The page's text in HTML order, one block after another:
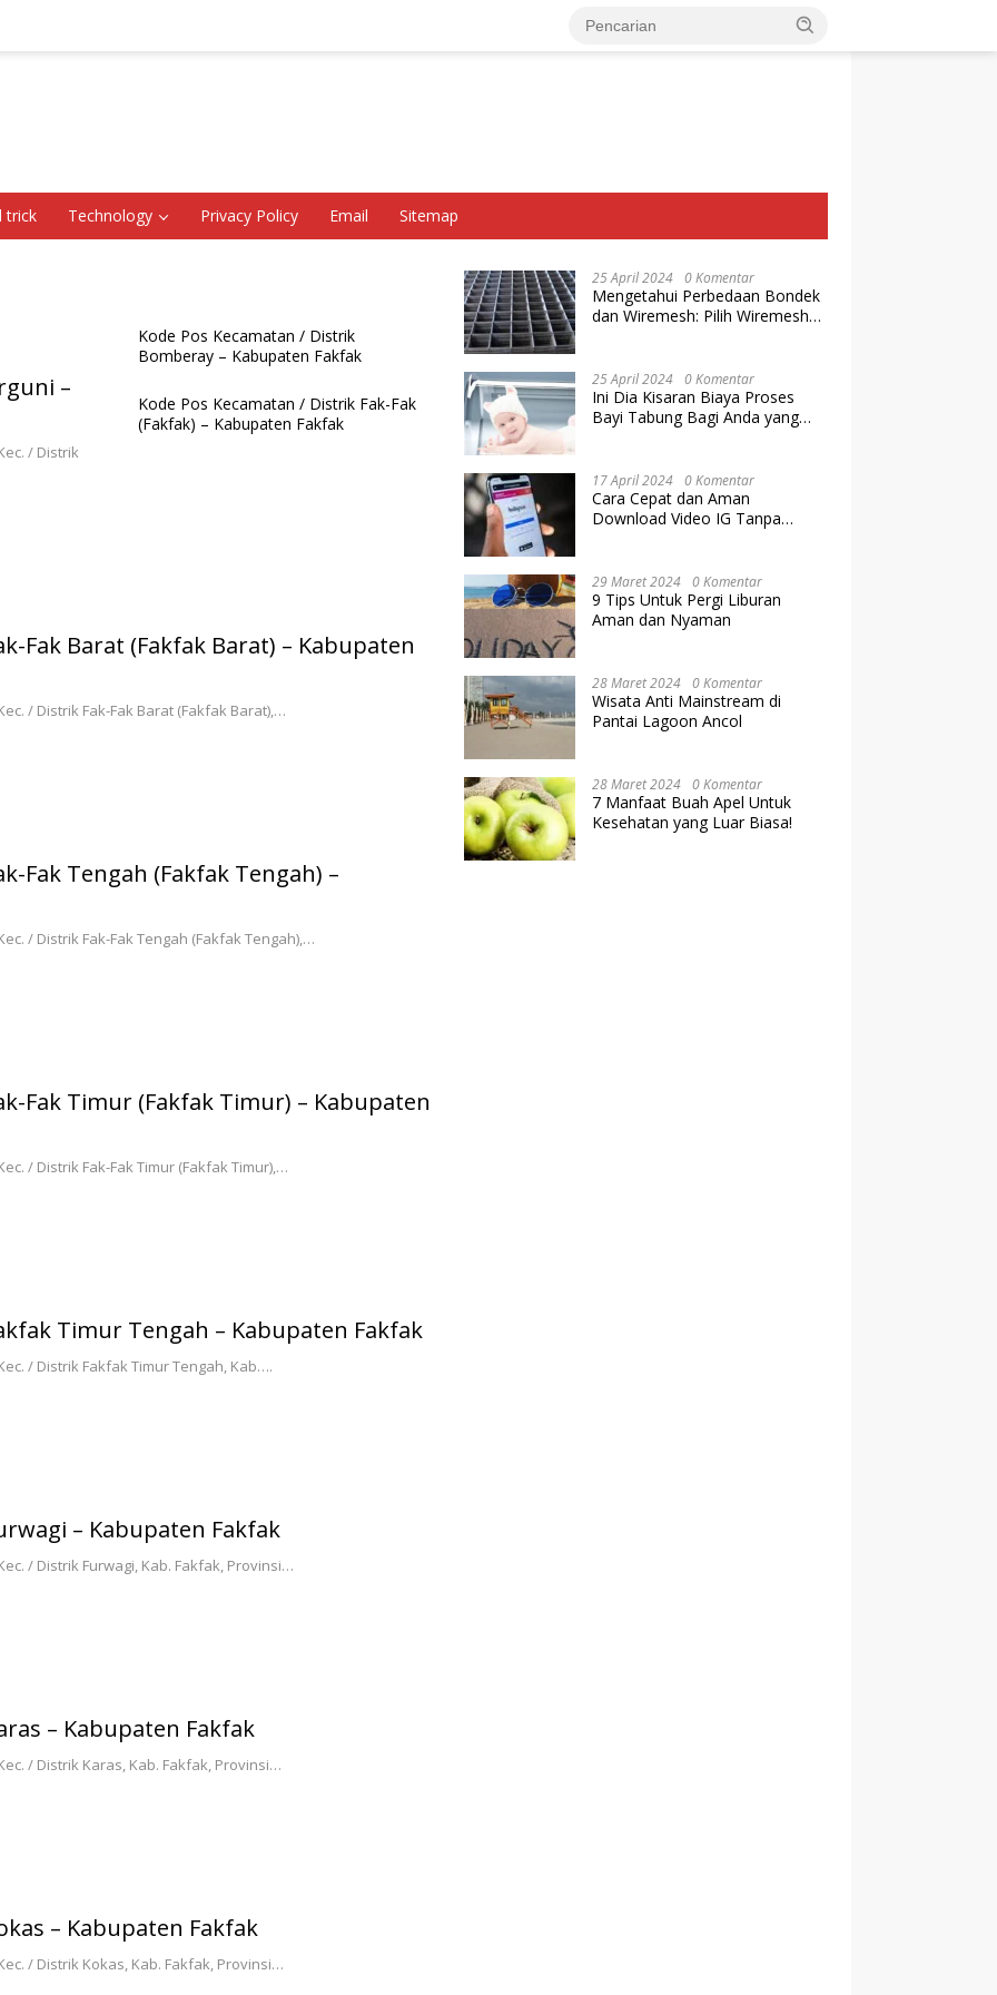
trick Technology Privacy Policy Email Sitemap
–
/ Distrik
Kode Pos Kecamatan / Distrik
Bomberay – Kabupaten Fakfak
Kode Pos Kecamatan / Distrik Fak-Fak
(Fakfak) – Kabupaten Fakfak
Fak Barat (Fakfak Barat) – Kabupaten
/ Distrik Fak-Fak Barat (Fakfak Barat),…
Fak Tengah (Fakfak Tengah) –
/ Distrik Fak-Fak Tengah (Fakfak Tengah),…
Fak Timur (Fakfak Timur) – Kabupaten
/ Distrik Fak-Fak Timur (Fakfak Timur),…
Timur Tengah – Kabupaten Fakfak
/ Distrik Fakfak Timur Tengah, Kab….
– Kabupaten Fakfak
/ Distrik Furwagi, Kab. Fakfak, Provinsi…
– Kabupaten Fakfak
/ Distrik Karas, Kab. Fakfak, Provinsi…
– Kabupaten Fakfak
/ Distrik Kokas, Kab. Fakfak, Provinsi…
25 April 2024 0 Komentar
Mengetahui Perbedaan Bondek
dan Wiremesh: Pilih Wiremesh
25 April 2024 0 Komentar
Ini Dia Kisaran Biaya Proses
Bayi Tabung Bagi Anda yang
17 April 2024 0 Komentar
Cara Cepat dan Aman
Download Video IG Tanpa
29 Maret 2024 0 Komentar
9 Tips Untuk Pergi Liburan
Aman dan Nyaman
28 Maret 2024 0 Komentar
Wisata Anti Mainstream di
Pantai Lagoon Ancol
28 Maret 2024 0 Komentar
7 Manfaat Buah Apel Untuk
Kesehatan yang Luar Biasa!